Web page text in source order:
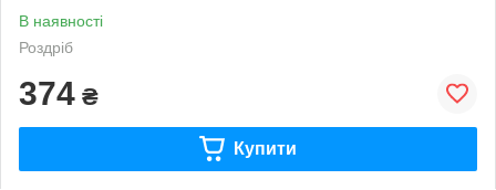
В наявності
Роздріб
374 ₴
Купити